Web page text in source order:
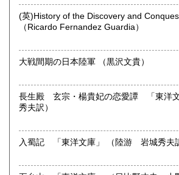
定休日：日曜日
書籍の買取について
-
総記、哲学宗教、歴史、社会科学、自然
語国文、外国文学、近代文献、趣味、外
ー、古書一般（その他）
(英)History of the Discovery and
（Ricardo Fernandez Guardia）
大戦間期の日本陸軍 （黒沢文貴）
長生殿 玄宗・楊貴妃の恋愛譚 「東洋文庫」 （洪
秀夫訳）
入蜀記 「東洋文庫」 （陸游 岩城秀